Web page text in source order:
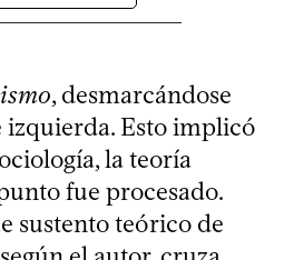
, desmarcándose
Esto implicó
la teoría
fue procesado.
sustento teórico de